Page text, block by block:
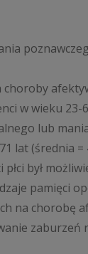
w wieku
lub
lat (średnia
był
pamięci
na chorobę